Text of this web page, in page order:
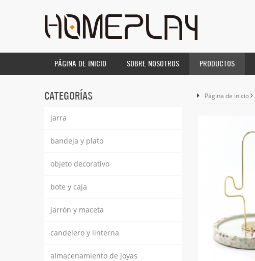
PÁGINA DE INICIO SOBRE NOSOTROS PRODUCTOS
CATEGORÍAS
jarra
bandeja y plato
objeto decorativo
bote y caja
jarrón y maceta
candelero y linterna
almacenamiento de joyas
Página de inicio